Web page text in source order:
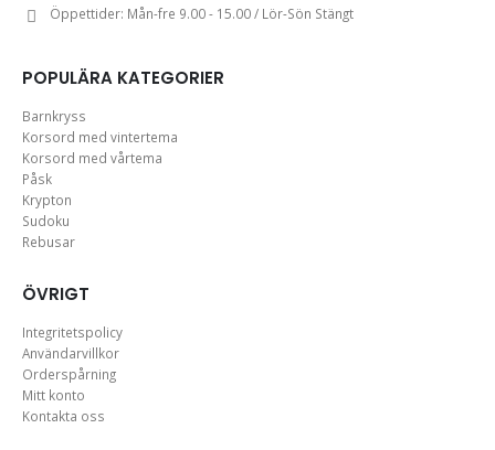
Öppettider: Mån-fre 9.00 - 15.00 / Lör-Sön Stängt
POPULÄRA KATEGORIER
Barnkryss
Korsord med vintertema
Korsord med vårtema
Påsk
Krypton
Sudoku
Rebusar
ÖVRIGT
Integritetspolicy
Användarvillkor
Orderspårning
Mitt konto
Kontakta oss